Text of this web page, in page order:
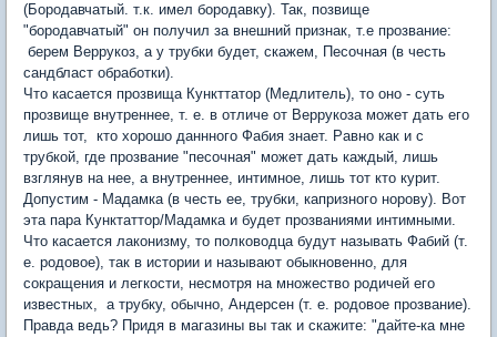
(Бородавчатый. т.к. имел бородавку). Так, позвище
"бородавчатый" он получил за внешний признак, т.е прозвание:
берем Веррукоз, а у трубки будет, скажем, Песочная (в честь
сандбласт обработки).
Что касается прозвища Кункттатор (Медлитель), то оно - суть
прозвище внутреннее, т. е. в отличе от Веррукоза может дать его
лишь тот, кто хорошо даннного Фабия знает. Равно как и с
трубкой, где прозвание "песочная" может дать каждый, лишь
взглянув на нее, а внутреннее, интимное, лишь тот кто курит.
Допустим - Мадамка (в честь ее, трубки, капризного норову). Вот
эта пара Кунктаттор/Мадамка и будет прозваниями интимными.
Что касается лаконизму, то полководца будут называть Фабий (т.
е. родовое), так в истории и называют обыкновенно, для
сокращения и легкости, несмотря на множество родичей его
известных, а трубку, обычно, Андерсен (т. е. родовое прозвание).
Правда ведь? Придя в магазины вы так и скажите: "дайте-ка мне